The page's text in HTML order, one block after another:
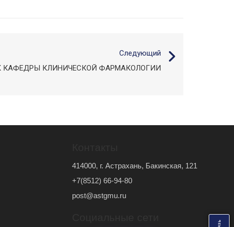
Следующий
КАФЕДРЫ КЛИНИЧЕСКОЙ ФАРМАКОЛОГИИ
414000, г. Астрахань, Бакинская, 121
+7(8512) 66-94-80
post@astgmu.ru